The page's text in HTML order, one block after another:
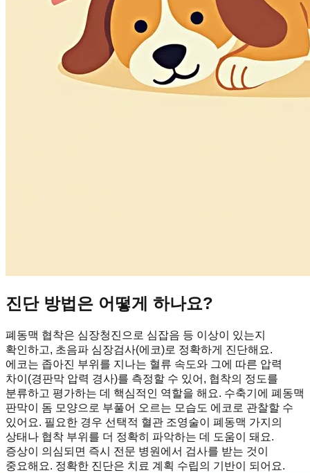
진단 방법은 어떻게 하나요?
폐동맥 협착은 심장청진으로 심잡음 등 이상이 있는지
확인하고, 초음파 심장검사(에코)로 정확하게 진단해요.
에코는 좁아진 부위를 지나는 혈류 속도와 그에 따른 압력
차이(경판막 압력 경사)를 측정할 수 있어, 협착의 정도를
분류하고 평가하는 데 핵심적인 역할을 해요. 수축기에 폐동맥
판막이 돔 모양으로 부풀어 오르는 모습도 에코로 관찰할 수
있어요. 필요한 경우 선택적 혈관 조영술이 폐동맥 가지의
상태나 협착 부위를 더 정확히 파악하는 데 도움이 돼요.
증상이 의심되면 즉시 전문 병원에서 검사를 받는 것이
중요해요. 정확한 진단은 치료 계획 수립의 기반이 되어요.